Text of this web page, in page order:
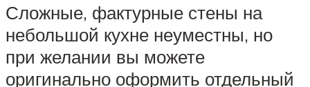
Сложные, фактурные стены на
небольшой кухне неуместны, но
при желании вы можете
оригинально оформить отдельный